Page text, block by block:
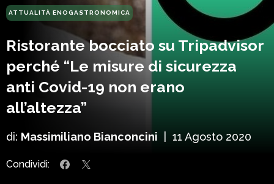
ATTUALITÀ ENOGASTRONOMICA
Ristorante bocciato su Tripadvisor
perché “Le misure di sicurezza
anti Covid-19 non erano
all’altezza”
di: Massimiliano Bianconcini 11 Agosto 2020
Condividi: